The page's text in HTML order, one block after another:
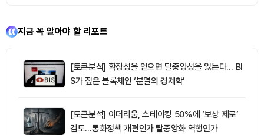
지금 꼭 알아야 할 리포트
[토큰분석] 확장성을 얻으면 탈중앙성을 잃는다… BI
S가 짚은 블록체인 ‘분열의 경제학’
[토큰분석] 이더리움, 스테이킹 50%에 ‘보상 제로’
검토…통화정책 개편인가 탈중앙화 역행인가